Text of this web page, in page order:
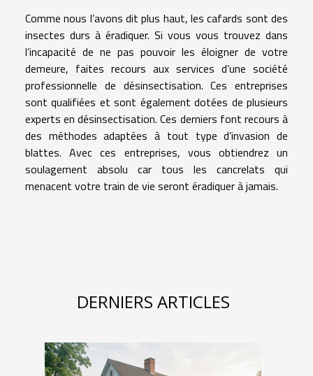
Comme nous l’avons dit plus haut, les cafards sont des
insectes durs à éradiquer. Si vous vous trouvez dans
l’incapacité de ne pas pouvoir les éloigner de votre
demeure, faites recours aux services d’une société
professionnelle de désinsectisation. Ces entreprises
sont qualifiées et sont également dotées de plusieurs
experts en désinsectisation. Ces derniers font recours à
des méthodes adaptées à tout type d’invasion de
blattes. Avec ces entreprises, vous obtiendrez un
soulagement absolu car tous les cancrelats qui
menacent votre train de vie seront éradiquer à jamais.
DERNIERS ARTICLES